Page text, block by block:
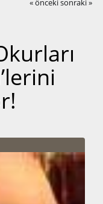
« önceki sonraki »